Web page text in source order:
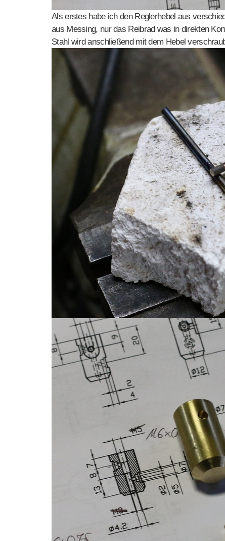
Als erstes habe ich den Reglerhebel aus
aus Messing, nur das Reibrad was in direkten
Stahl wird anschließend mit dem Hebel